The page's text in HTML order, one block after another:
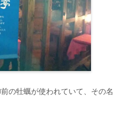
の牡蠣が使われていて、その名